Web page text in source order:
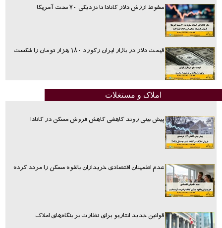
سقوط ارزش دلار کانادا تا نزدیکی ۷۰ سنت آمریکا
قیمت دلار در بازار ایران رکورد ۱۸۰ هزار تومان را شکست
املاک و مستغلات
پیش بینی روند کاهشی کاهش فروش مسکن در کانادا
عدم اطمینان اقتصادی خریداران بالقوه مسکن را مردد کرده
قوانین جدید انتاریو برای نظارت بر بنگاه‌های املاک